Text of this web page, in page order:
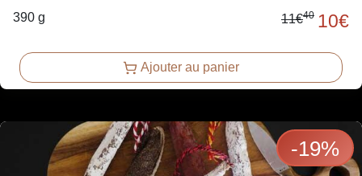
390 g 11€40 10€
Ajouter au panier
-19%